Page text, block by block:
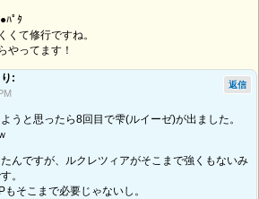
ﾊﾟﾀ
くて修行ですね。
やってます！
:
うと思ったら8回目で雫(ルイーゼ)が出ました。
んですが、ルクレツィアがそこまで強くもないみ
。
そこまで必要じゃないし。
返信